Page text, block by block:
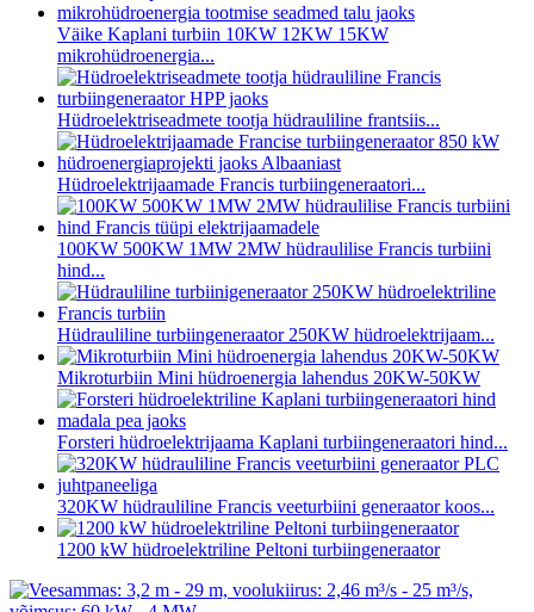
Väike Kaplani turbiin 10KW 12KW 15KW
mikrohüdroenergia...
Hüdroelektriseadmete tootja hüdrauliline frantsiis...
Hüdroelektrijaamade Francis turbiingeneraatori...
100KW 500KW 1MW 2MW hüdraulilise Francis turbiini
hind...
Hüdrauliline turbiingeneraator 250KW hüdroelektrijaam...
Mikroturbiin Mini hüdroenergia lahendus 20KW-50KW
Forsteri hüdroelektrijaama Kaplani turbiingeneraatori hind...
320KW hüdrauliline Francis veeturbiini generaator koos...
1200 kW hüdroelektriline Peltoni turbiingeneraator